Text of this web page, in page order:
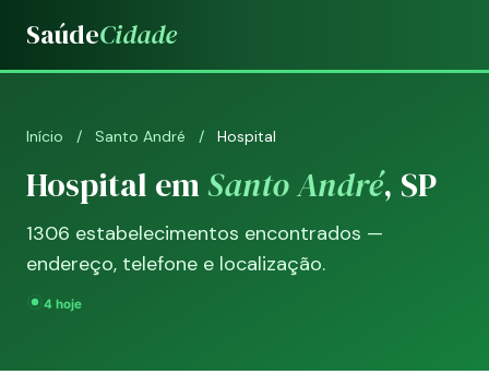
SaúdeCidade
Início / Santo André / Hospital
Hospital emSanto André, SP
1306 estabelecimentos encontrados —
endereço, telefone e localização.